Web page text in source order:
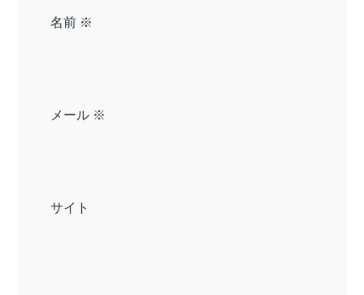
名前 ※
メール ※
サイト